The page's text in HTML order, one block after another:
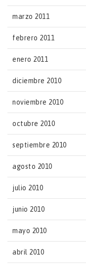
marzo 2011
febrero 2011
enero 2011
diciembre 2010
noviembre 2010
octubre 2010
septiembre 2010
agosto 2010
julio 2010
junio 2010
mayo 2010
abril 2010